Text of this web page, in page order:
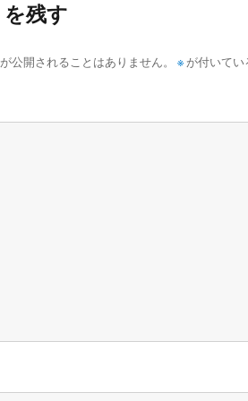
残す
公開されることはありません。 ※ が付いて